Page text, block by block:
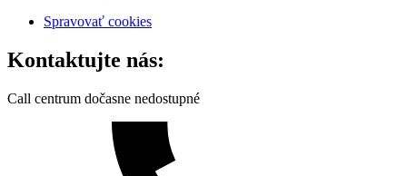
Spravovať cookies
Kontaktujte nás:
Call centrum dočasne nedostupné